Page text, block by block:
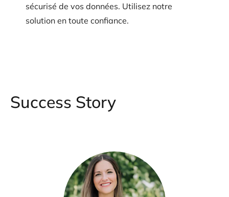
sécurisé de vos données. Utilisez notre
solution en toute confiance.
Success Story